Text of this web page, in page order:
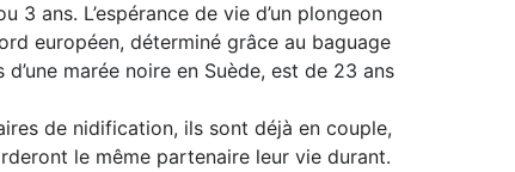
3 ans. L’espérance de vie d’un plongeon
européen, déterminé grâce au baguage
marée noire en Suède, est de 23 ans
de nidification, ils sont déjà en couple,
le même partenaire leur vie durant.